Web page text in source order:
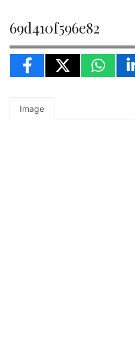
69d410f596e82
Image